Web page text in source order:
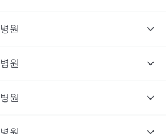
병원
병원
병원
병원